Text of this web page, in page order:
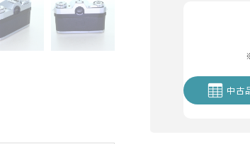
中古